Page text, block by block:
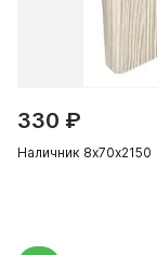
330 ₽
Наличник 8х70х2150